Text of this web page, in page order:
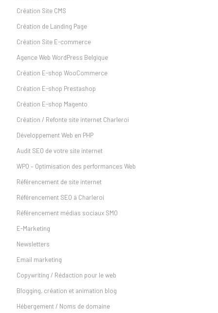
Création Site CMS
Création de Landing Page
Création Site E-commerce
Agence Web WordPress Belgique
Création E-shop WooCommerce
Création E-shop Prestashop
Création E-shop Magento
Création / Refonte site internet Charleroi
Développement Web en PHP
Audit SEO de votre site internet
WPO – Optimisation des performances Web
Référencement de site internet
Référencement SEO à Charleroi
Référencement médias sociaux SMO
E-Marketing
Newsletters
Email marketing
Copywriting / Rédaction pour le web
Blogging, création et animation blog
Hébergement / Noms de domaine